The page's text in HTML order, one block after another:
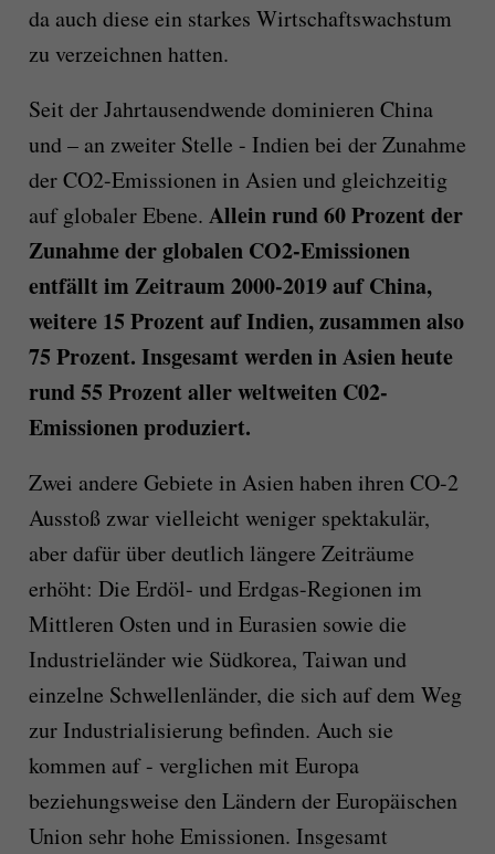
da auch diese ein starkes Wirtschaftswachstum
zu verzeichnen hatten.
Seit der Jahrtausendwende dominieren China
und – an zweiter Stelle - Indien bei der Zunahme
der CO2-Emissionen in Asien und gleichzeitig
auf globaler Ebene. Allein rund 60 Prozent der
Zunahme der globalen CO2-Emissionen
entfällt im Zeitraum 2000-2019 auf China,
weitere 15 Prozent auf Indien, zusammen also
75 Prozent. Insgesamt werden in Asien heute
rund 55 Prozent aller weltweiten C02-
Emissionen produziert.
Zwei andere Gebiete in Asien haben ihren CO-2
Ausstoß zwar vielleicht weniger spektakulär,
aber dafür über deutlich längere Zeiträume
erhöht: Die Erdöl- und Erdgas-Regionen im
Mittleren Osten und in Eurasien sowie die
Industrieländer wie Südkorea, Taiwan und
einzelne Schwellenländer, die sich auf dem Weg
zur Industrialisierung befinden. Auch sie
kommen auf - verglichen mit Europa
beziehungsweise den Ländern der Europäischen
Union sehr hohe Emissionen. Insgesamt